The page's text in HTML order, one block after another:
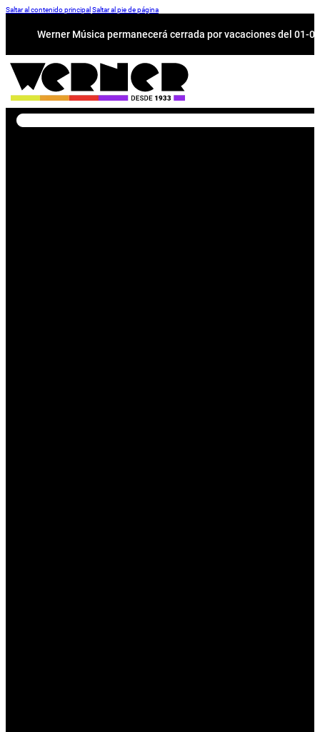
Saltar al contenido principal Saltar al pie de página
Werner Música permanecerá cerrada por vacaciones del 01-
Buscar